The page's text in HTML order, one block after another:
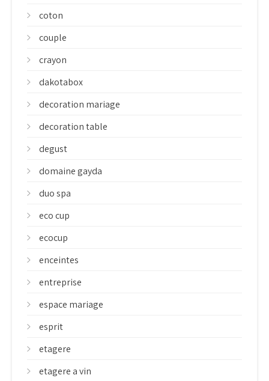
coton
couple
crayon
dakotabox
decoration mariage
decoration table
degust
domaine gayda
duo spa
eco cup
ecocup
enceintes
entreprise
espace mariage
esprit
etagere
etagere a vin